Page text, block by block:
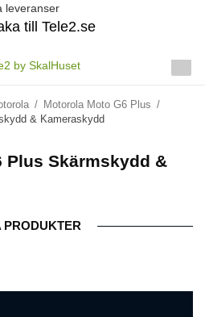
leveranser
till Tele2.se
/ Motorola Moto G6 Plus /
& Kameraskydd
Plus Skärmskydd &
PRODUKTER